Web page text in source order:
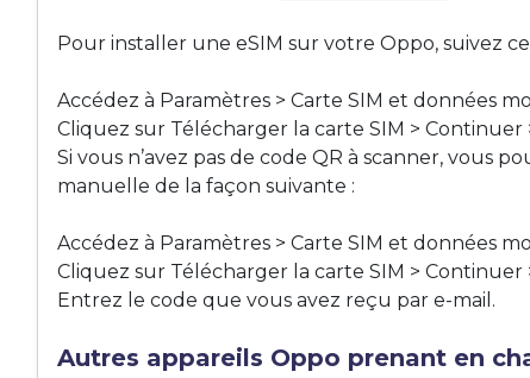
Pour installer une eSIM sur votre Oppo, suivez
Accédez à Paramètres > Carte SIM et données
Cliquez sur Télécharger la carte SIM > Continuer
Si vous n’avez pas de code QR à scanner, vous
manuelle de la façon suivante :
Accédez à Paramètres > Carte SIM et données
Cliquez sur Télécharger la carte SIM > Continuer
Entrez le code que vous avez reçu par e-mail.
Autres appareils Oppo prenant en